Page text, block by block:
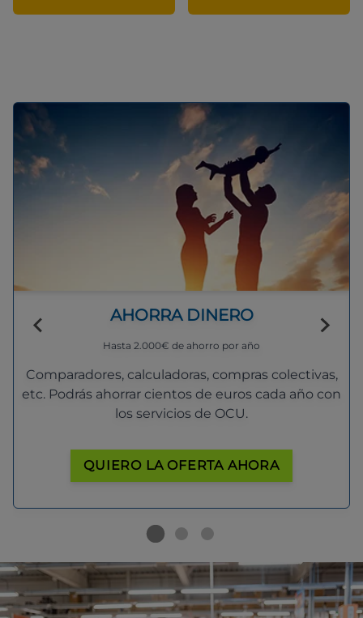
AHORRA DINERO
Hasta 2.000€ de ahorro por año
Comparadores, calculadoras, compras colectivas,
etc. Podrás ahorrar cientos de euros cada año con
los servicios de OCU.
QUIERO LA OFERTA AHORA